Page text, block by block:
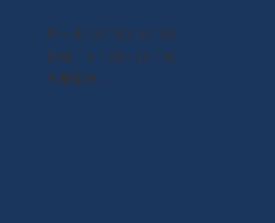
月〜土 10：00-16：00
日祝 6：00〜13：00
木曜定休